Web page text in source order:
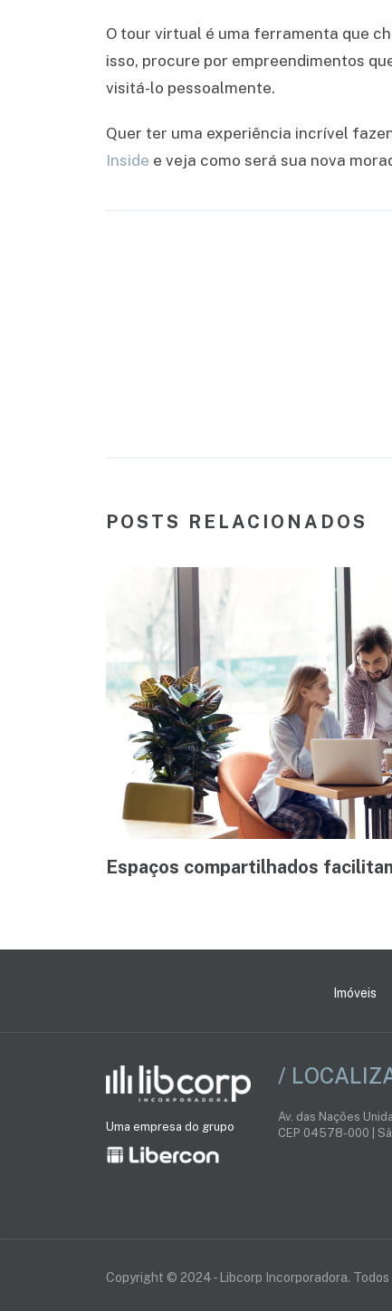
O tour virtual é uma ferramenta que
isso, procure por empreendimentos
visitá-lo pessoalmente.
Quer ter uma experiência incrível
Inside e veja como será sua nova
POSTS RELACIONADOS
Espaços compartilhados
Imóveis
Uma empresa do grupo
/
Av. das Nações
CEP 04578-000 |
Copyright © 2024 - Libcorp Incorporadora. Todos